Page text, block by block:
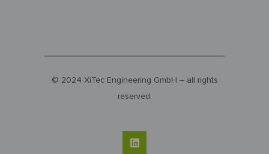
© 2024 XiTec Engineering GmbH – all rights
reserved.